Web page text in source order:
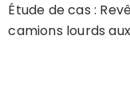
Étude de cas :
camions lourds